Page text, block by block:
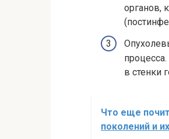
органов,
в стенки
Что еще
поколений и